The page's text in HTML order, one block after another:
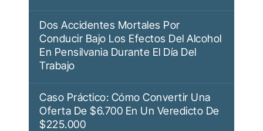
Dos Accidentes Mortales Por
Conducir Bajo Los Efectos Del Alcohol
En Pensilvania Durante El Día Del
Trabajo
Caso Práctico: Cómo Convertir Una
Oferta De $6.700 En Un Veredicto De
$225.000